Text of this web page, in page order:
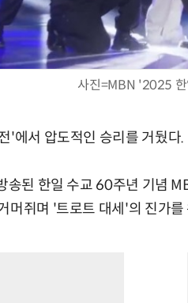
사진=MBN '2025
'에서 압도적인 승리를 거뒀다.
송된 한일 수교 60주년 기념
머쥐며 '트로트 대세'의 진가